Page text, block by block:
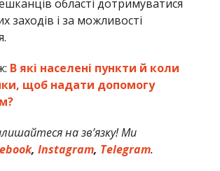
області дотримуватися
заходів і за можливості
В які населені пункти й коли
щоб надати допомогу
на зв’язку! Ми
, Instagram, Telegram.